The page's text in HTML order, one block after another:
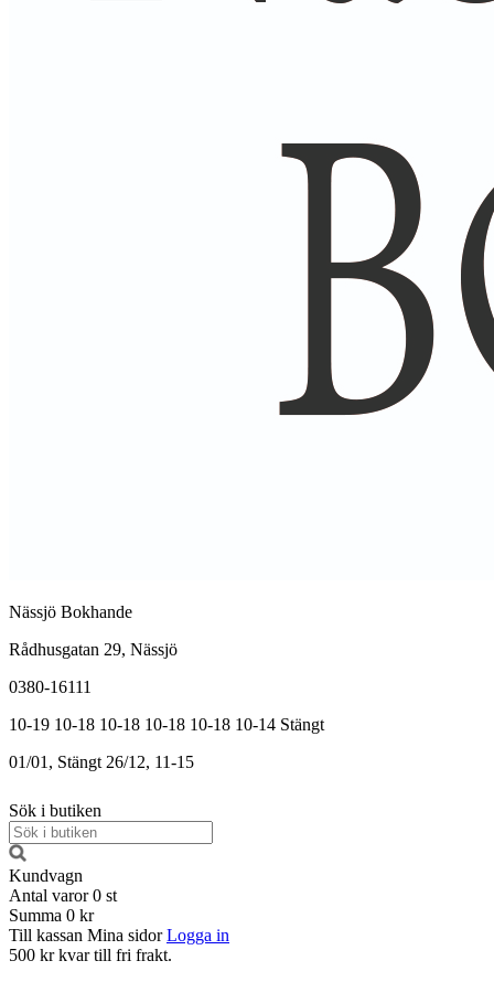
Nässjö Bokhande
Rådhusgatan 29, Nässjö
0380-16111
10-19 10-18 10-18 10-18 10-18 10-14 Stängt
01/01, Stängt 26/12, 11-15
Sök i butiken
Kundvagn
Antal varor 0 st
Summa 0 kr
Till kassan Mina sidor Logga in
500 kr kvar till fri frakt.